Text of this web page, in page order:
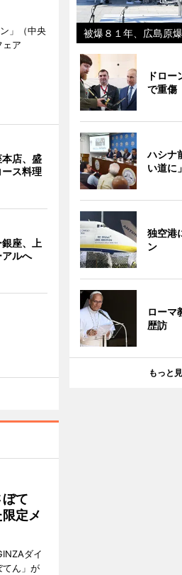
」（中央
ェア
店、盛
ス料理
座、上
アルへ
て
定メ
ダイ
てん」が
被爆８１年、広島原
ドロ
で重傷
ハシナ
い道に」
独空港
ン
ローマ
歴訪
もっと